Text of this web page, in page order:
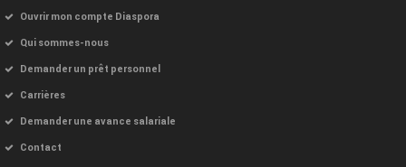
Ouvrir mon compte Diaspora
Qui sommes-nous
Demander un prêt personnel
Carrières
Demander une avance salariale
Contact